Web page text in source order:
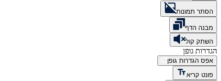
הסתר תמונות
מבנה הדף
השתק קול
הגדרות גופן
אפס הגדרות גופן
פונט קריא